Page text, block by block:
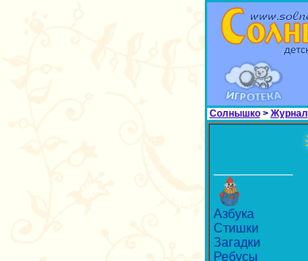
Солнышко> Журнал
Азбука
Стишки
Загадки
Ребусы